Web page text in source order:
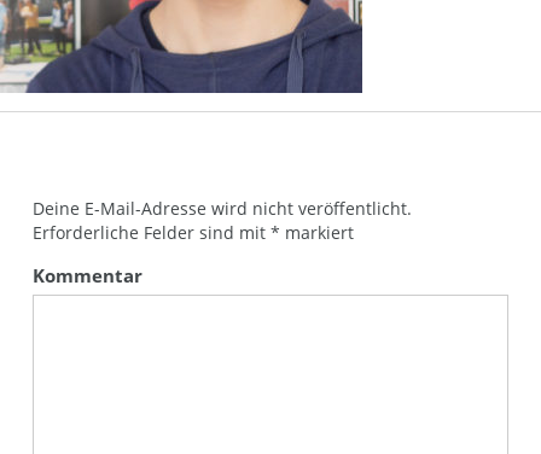
Deine E-Mail-Adresse wird nicht veröffentlicht.
Erforderliche Felder sind mit * markiert
Kommentar